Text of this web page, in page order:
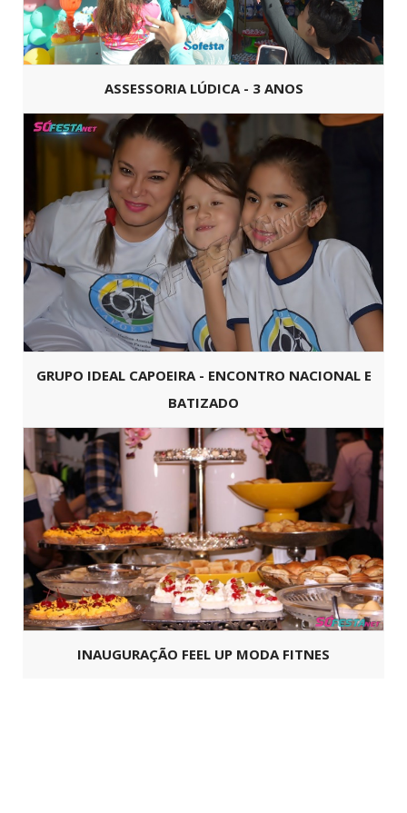
ASSESSORIA LÚDICA - 3 ANOS
GRUPO IDEAL CAPOEIRA - ENCONTRO NACIONAL E
BATIZADO
INAUGURAÇÃO FEEL UP MODA FITNES